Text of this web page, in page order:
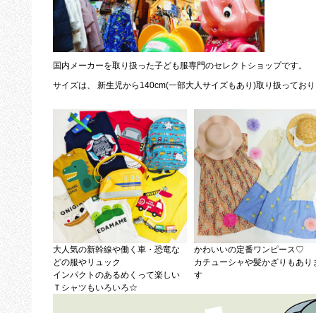
国内メーカーを取り扱った子ども服専門のセレクトショップです。
サイズは、 新生児から140cm(一部大人サイズもあり)取り扱ってお
大人気の新幹線や働く車・恐竜な
どの服やリュック
インパクトのあるめくって楽しい
Ｔシャツもいろいろ☆
かわいいの定番ワンピース♡
カチューシャや髪かざりもあり
す